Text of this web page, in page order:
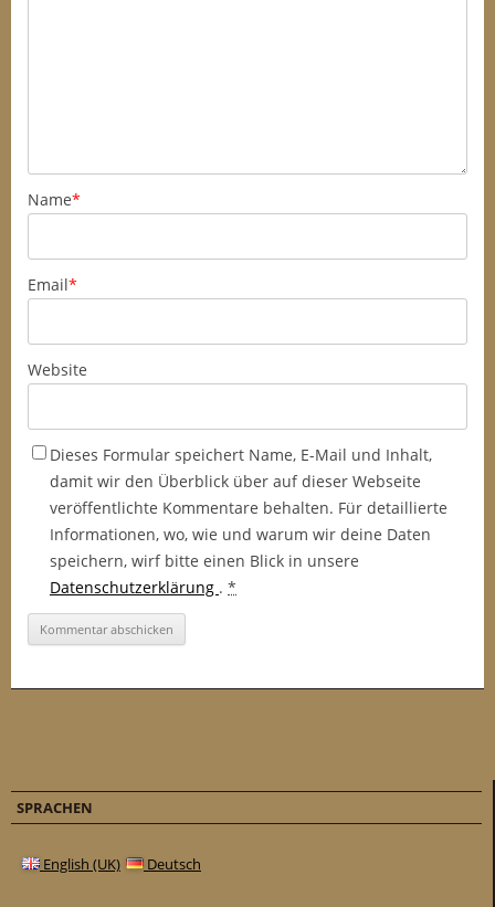
Name*
Email*
Website
Dieses Formular speichert Name, E-Mail und Inhalt,
damit wir den Überblick über auf dieser Webseite
veröffentlichte Kommentare behalten. Für detaillierte
Informationen, wo, wie und warum wir deine Daten
speichern, wirf bitte einen Blick in unsere
Datenschutzerklärung . *
SPRACHEN
English (UK) Deutsch